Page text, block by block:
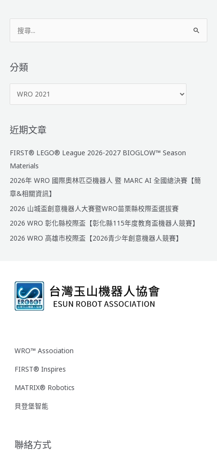
人
聯
賽
上
賽】
程
公
告
鍵
分類
類
近期文章
FIRST® LEGO® League 2026-2027 BIOGLOW™ Season
Materials
2026年 WRO 國際奧林匹亞機器人 暨 MARC AI 全國總決賽【簡
章&相關資訊】
2026 山城盃創意機器人大賽暨WRO苗栗縣校際盃選拔賽
2026 WRO 彰化縣校際盃【彰化縣115年度教育盃機器人競賽】
2026 WRO 高雄市校際盃【2026青少年創意機器人競賽】
WRO™ Association
FIRST® Inspires
MATRIX® Robotics
貝登堡智能
聯絡方式